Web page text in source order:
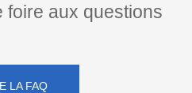
foire aux questions
LA FAQ